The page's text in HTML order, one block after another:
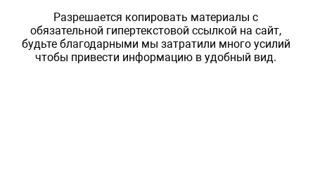
Разрешается копировать материалы с
обязательной гипертекстовой ссылкой на сайт,
будьте благодарными мы затратили много усилий
чтобы привести информацию в удобный вид.